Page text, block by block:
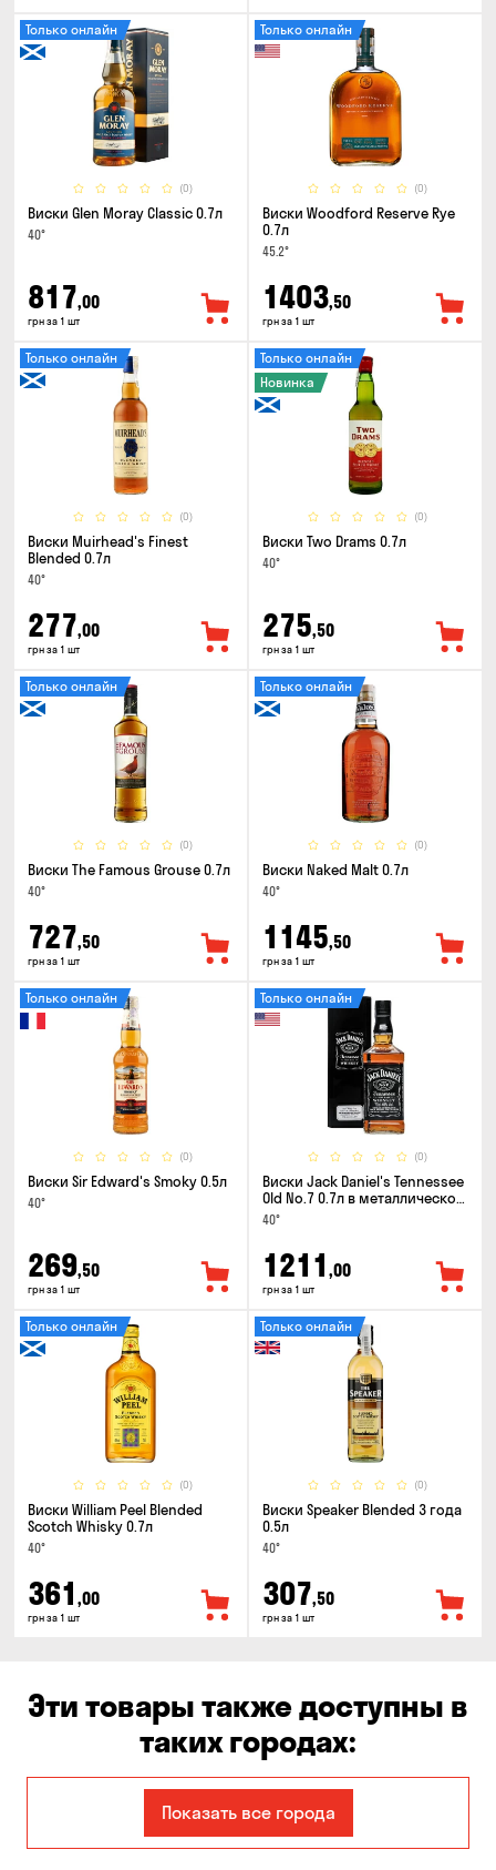
(0)
Только онлайн
Виски Glen Moray Classic 0.7л
40°
817,00
грн за 1 шт
(0)
Только онлайн
Виски Woodford Reserve Rye
0.7л
45.2°
1403,50
грн за 1 шт
(0)
Только онлайн
Виски Muirhead's Finest
Blended 0.7л
40°
277,00
грн за 1 шт
(0)
Только онлайн
Новинка
Виски Two Drams 0.7л
40°
275,50
грн за 1 шт
(0)
Только онлайн
Виски The Famous Grouse 0.7л
40°
727,50
грн за 1 шт
(0)
Только онлайн
Виски Naked Malt 0.7л
40°
1145,50
грн за 1 шт
(0)
Только онлайн
Виски Sir Edward's Smoky 0.5л
40°
269,50
грн за 1 шт
(0)
Только онлайн
Виски Jack Daniel's Tennessee
Old No.7 0.7л в металлической
коробке
40°
1211 ,00
грн за 1 шт
(0)
Только онлайн
Виски William Peel Blended
Scotch Whisky 0.7л
40°
361 ,00
грн за 1 шт
(0)
Только онлайн
Виски Speaker Blended 3 года
0.5л
40°
307,50
грн за 1 шт
Эти товары также доступны в
таких городах:
Александровка
Запорожье Каменское
Показать все города